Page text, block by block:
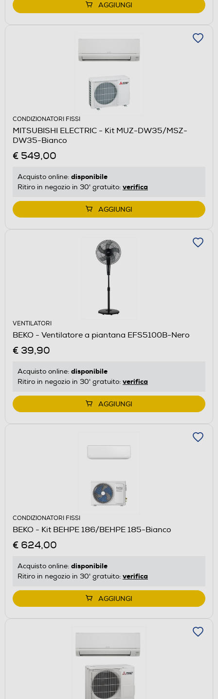
AGGIUNGI
CONDIZIONATORI FISSI
MITSUBISHI ELECTRIC - Kit MUZ-DW35/MSZ-
DW35-Bianco
€ 549,00
Acquisto online: disponibile
Ritiro in negozio in 30' gratuito: verifica
AGGIUNGI
VENTILATORI
BEKO - Ventilatore a piantana EFS5100B-Nero
€ 39,90
Acquisto online: disponibile
Ritiro in negozio in 30' gratuito: verifica
AGGIUNGI
CONDIZIONATORI FISSI
BEKO - Kit BEHPE 186/BEHPE 185-Bianco
€ 624,00
Acquisto online: disponibile
Ritiro in negozio in 30' gratuito: verifica
AGGIUNGI